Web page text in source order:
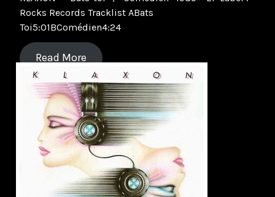
Rocks Records Tracklist ABats
Toi5:01BComédien4:24
Read More